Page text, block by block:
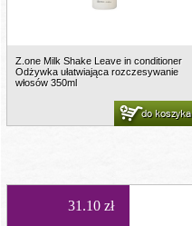
Z.one Milk Shake Leave in conditioner
Odżywka ułatwiająca rozczesywanie
włosów 350ml
do koszyka
31.10 zł